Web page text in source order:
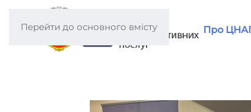
Перейти до основного вмісту Про